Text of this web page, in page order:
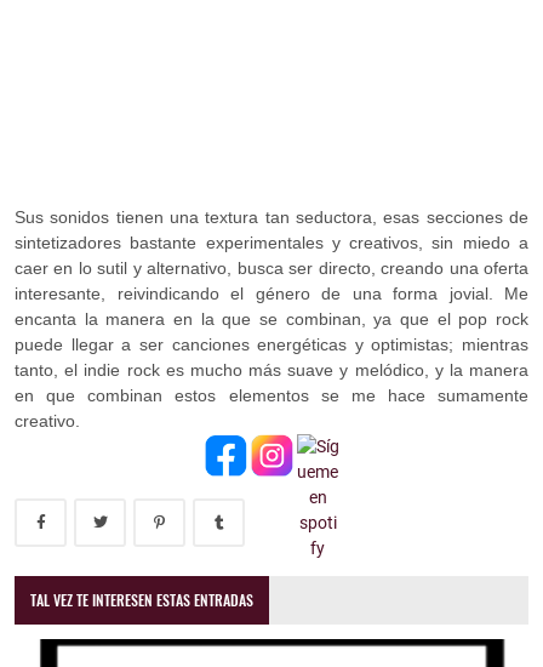
Sus sonidos tienen una textura tan seductora, esas secciones de
sintetizadores bastante experimentales y creativos, sin miedo a
caer en lo sutil y alternativo, busca ser directo, creando una oferta
interesante, reivindicando el género de una forma jovial. Me
encanta la manera en la que se combinan, ya que el pop rock
puede llegar a ser canciones energéticas y optimistas; mientras
tanto, el indie rock es mucho más suave y melódico, y la manera
en que combinan estos elementos se me hace sumamente
creativo.
TAL VEZ TE INTERESEN ESTAS ENTRADAS